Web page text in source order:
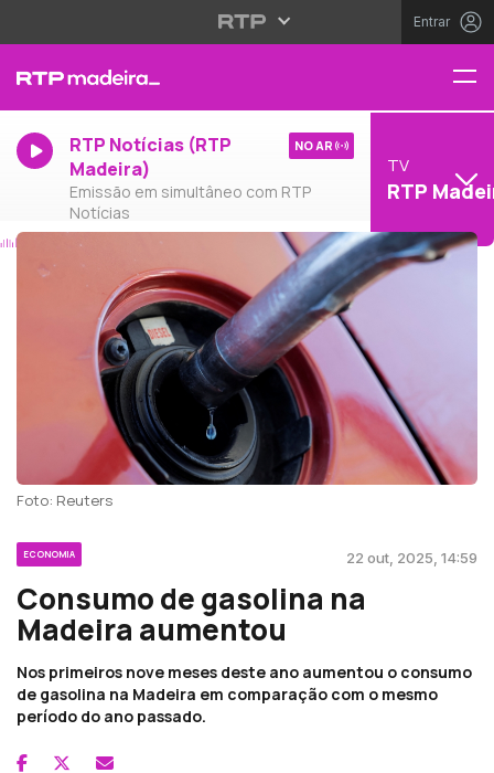
Entrar
RTP Notícias (RTP
Madeira)
Emissão em simultâneo com RTP
Notícias
NO AR
TV
RTP
Foto: Reuters
ECONOMIA 22 out, 2025, 14:59
Consumo de gasolina na
Madeira aumentou
Nos primeiros nove meses deste ano aumentou o consumo
de gasolina na Madeira em comparação com o mesmo
período do ano passado.